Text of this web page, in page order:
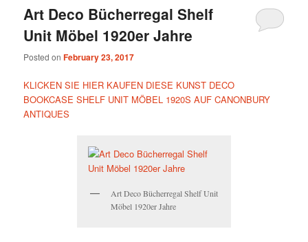
Art Deco Bücherregal Shelf
Unit Möbel 1920er Jahre
Posted onFebruary 23, 2017
KLICKEN SIE HIER KAUFEN DIESE KUNST DECO
BOOKCASE SHELF UNIT MÖBEL 1920S AUF CANONBURY
ANTIQUES
Art Deco Bücherregal Shelf Unit
Möbel 1920er Jahre